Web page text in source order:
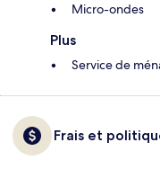
Micro-ondes
Plus
Service de
Frais et